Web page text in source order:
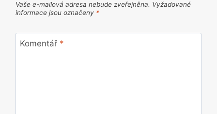
Vaše e-mailová adresa nebude zveřejněna. Vyžadované
informace jsou označeny *
Komentář *